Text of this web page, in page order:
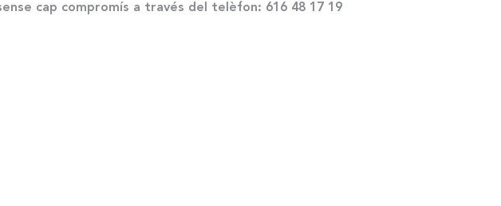
cap compromís a través del telèfon: 616 48 17 19